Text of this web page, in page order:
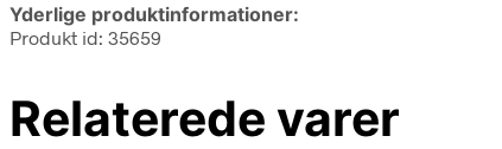
Yderlige produktinformationer:
Produkt id: 35659
Relaterede varer